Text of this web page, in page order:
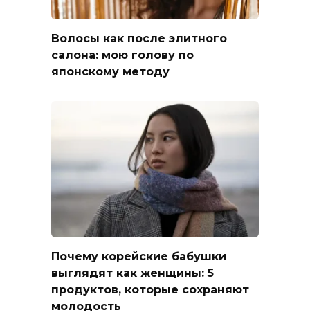
Волосы как после элитного
салона: мою голову по
японскому методу
Почему корейские бабушки
выглядят как женщины: 5
продуктов, которые сохраняют
молодость